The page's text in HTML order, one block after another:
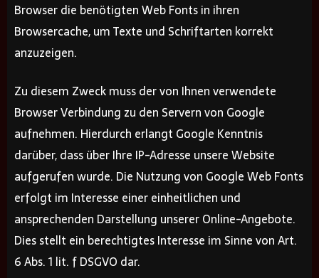
Browser die benötigten Web Fonts in ihren
Browsercache, um Texte und Schriftarten korrekt
anzuzeigen.
Zu diesem Zweck muss der von Ihnen verwendete
Browser Verbindung zu den Servern von Google
aufnehmen. Hierdurch erlangt Google Kenntnis
darüber, dass über Ihre IP-Adresse unsere Website
aufgerufen wurde. Die Nutzung von Google Web Fonts
erfolgt im Interesse einer einheitlichen und
ansprechenden Darstellung unserer Online-Angebote.
Dies stellt ein berechtigtes Interesse im Sinne von Art.
6 Abs. 1 lit. f DSGVO dar.